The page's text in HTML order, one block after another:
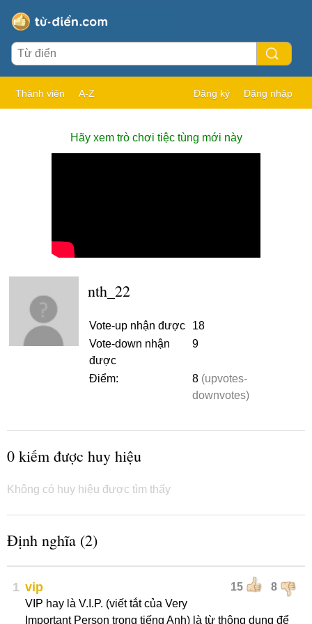
Thành viên A-Z Đăng ký Đăng nhập
Hãy xem trò chơi tiệc tùng mới này
nth_22
Vote-up nhận được
18
Vote-down nhận
được
9
Điểm: 8 (upvotes-
downvotes)
0 kiếm được huy hiệu
Không có huy hiệu được tìm thấy
Định nghĩa (2)
1 15 8
vip
VIP hay là V.I.P. (viết tắt của Very
Important Person trong tiếng Anh) là từ thông dụng để